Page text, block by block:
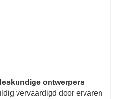
ontwerpers
vervaardigd door ervaren